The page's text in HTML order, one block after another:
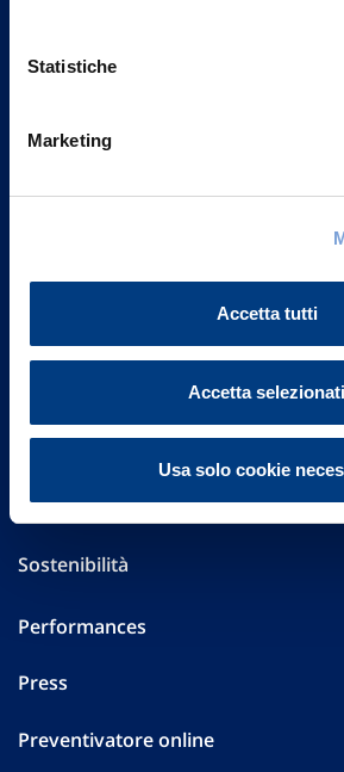
Statistiche
Marketing
Accetta tutti
Accetta selezionati
Usa solo cookie
Vittoria Assicurazioni S.p.A.
Part. IVA 01329510158
FAQ
Altre informazioni
Sostenibilità
Performances
Press
Preventivatore online